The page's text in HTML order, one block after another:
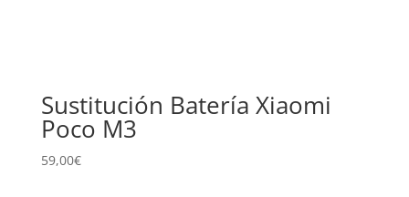
Sustitución Batería Xiaomi
Poco M3
59,00€